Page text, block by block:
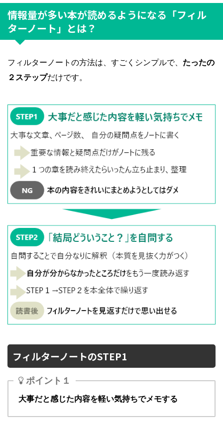
情報量が多い本が読めるようになる「フィル
ターノート」とは？
フィルターノートの方法は、すごくシンプルで、 たったの
２ステップだけです。
フィルターノートのSTEP1
ポイント１
大事だと感じた内容を軽い気持ちでメモする